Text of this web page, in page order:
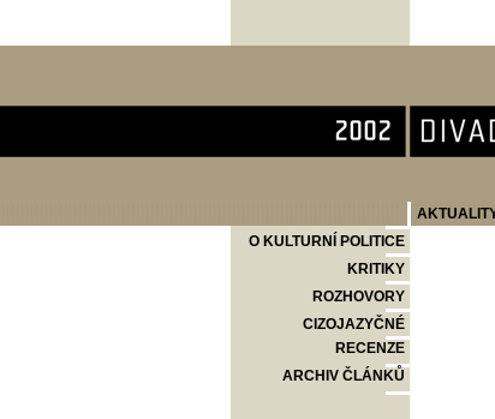
O KULTURNÍ POLITICE
KRITIKY
ROZHOVORY
CIZOJAZYČNÉ
RECENZE
ARCHIV ČLÁNKŮ